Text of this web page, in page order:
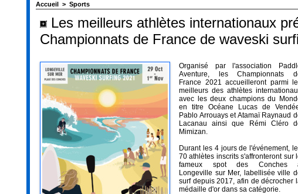
Accueil > Sports
Les meilleurs athlètes internationaux
Championnats de France de waveski
Organisé par l'association
Aventure, les Championnats
France 2021 accueilleront parmi
meilleurs des athlètes
avec les deux champions du
en titre Océane Lucas de
Pablo Arrouays et Atamaï Raynaud
Lacanau ainsi que Rémi Cléro
Mimizan.
Durant les 4 jours de l'événement,
70 athlètes inscrits s'affronteront sur
fameux spot des Conches
Longeville sur Mer, labellisée ville
surf depuis 2017, afin de décrocher
médaille d'or dans sa catégorie.